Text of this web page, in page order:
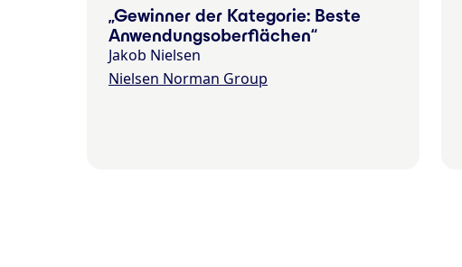
Gewinner der Kategorie: Beste
Anwendungsoberflächen
Jakob Nielsen
Nielsen Norman Group